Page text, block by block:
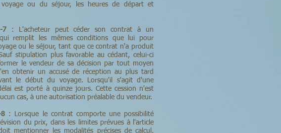
ou du séjour, les heures de départ et
7: L'acheteur peut céder son contrat à un
qui remplit les mêmes conditions que lui pour
ou le séjour, tant que ce contrat n'a produit
stipulation plus favorable au cédant, celui-ci
le vendeur de sa décision par tout moyen
obtenir un accusé de réception au plus tard
le début du voyage. Lorsqu'il s'agit d'une
est porté à quinze jours. Cette cession n'est
cas, à une autorisation préalable du vendeur.
8 : Lorsque le contrat comporte une possibilité
du prix, dans les limites prévues à l'article
mentionner les modalités précises de calcul,